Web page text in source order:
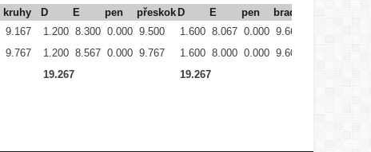
kruhy D E pen přeskok D E pen bradla
9.167 1.200 8.300 0.000 9.500 1.600 8.067 0.000 9.667
9.767 1.200 8.567 0.000 9.767 1.600 8.000 0.000 9.600
19.267 19.267